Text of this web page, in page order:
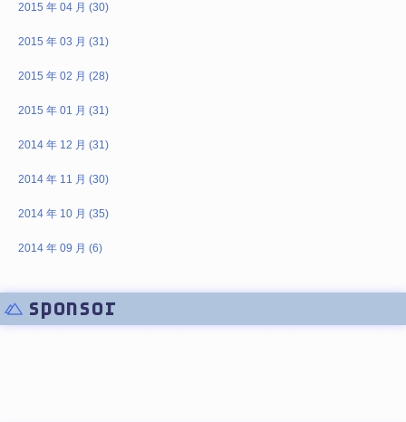
2015 年 04 月 (30)
2015 年 03 月 (31)
2015 年 02 月 (28)
2015 年 01 月 (31)
2014 年 12 月 (31)
2014 年 11 月 (30)
2014 年 10 月 (35)
2014 年 09 月 (6)
sponsor